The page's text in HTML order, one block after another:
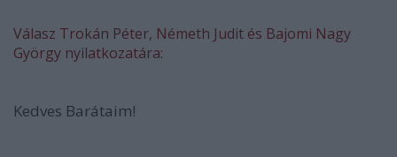
Válasz Trokán Péter, Németh Judit és Bajomi Nagy
György nyilatkozatára:
Kedves Barátaim!